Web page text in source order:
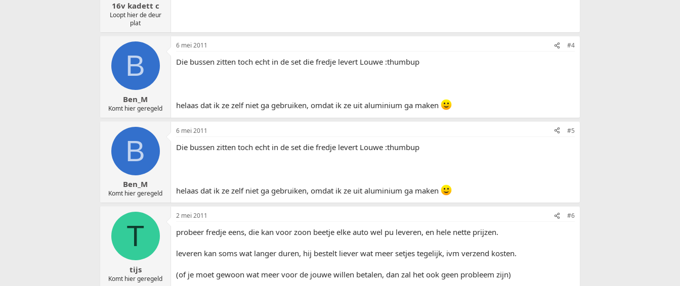
16v kadett c
Loopt hier de deur
plat
B
Ben_M
Komt hier geregeld
6 mei 2011 #4
Die bussen zitten toch echt in de set die fredje levert Louwe :thumbup
helaas dat ik ze zelf niet ga gebruiken, omdat ik ze uit aluminium ga maken
B
Ben_M
Komt hier geregeld
6 mei 2011 #5
Die bussen zitten toch echt in de set die fredje levert Louwe :thumbup
helaas dat ik ze zelf niet ga gebruiken, omdat ik ze uit aluminium ga maken
T
tijs
Komt hier geregeld
2 mei 2011 #6
probeer fredje eens, die kan voor zoon beetje elke auto wel pu leveren, en hele nette prijzen.
leveren kan soms wat langer duren, hij bestelt liever wat meer setjes tegelijk, ivm verzend kosten.
(of je moet gewoon wat meer voor de jouwe willen betalen, dan zal het ook geen probleem zijn)